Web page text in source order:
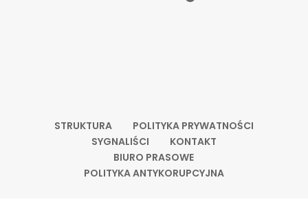
STRUKTURA
POLITYKA PRYWATNOŚCI
SYGNALIŚCI
KONTAKT
BIURO PRASOWE
POLITYKA ANTYKORUPCYJNA